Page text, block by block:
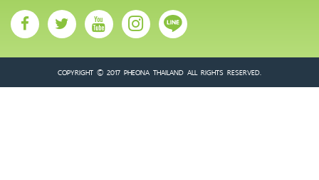
COPYRIGHT © 2017 PHEONA THAILAND ALL RIGHTS RESERVED.